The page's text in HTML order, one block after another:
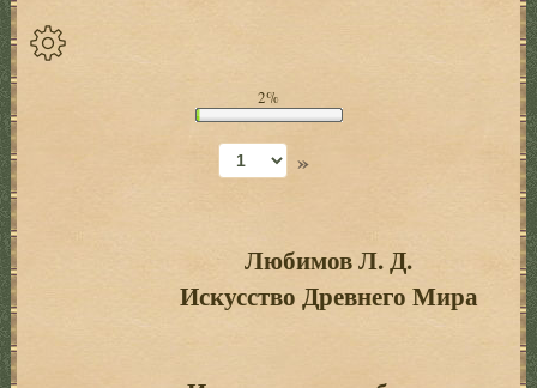
Оглавление
2%
»
Любимов Л. Д.
Искусство Древнего Мира